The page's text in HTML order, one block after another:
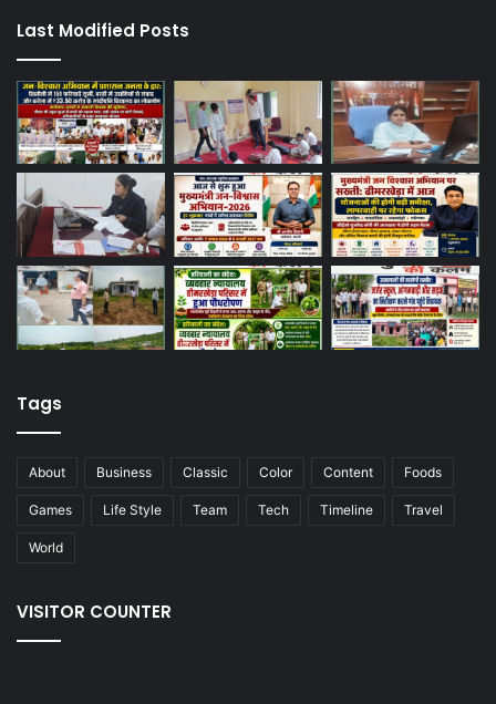
Last Modified Posts
Tags
About Business Classic Color Content Foods
Games Life Style Team Tech Timeline Travel
World
VISITOR COUNTER